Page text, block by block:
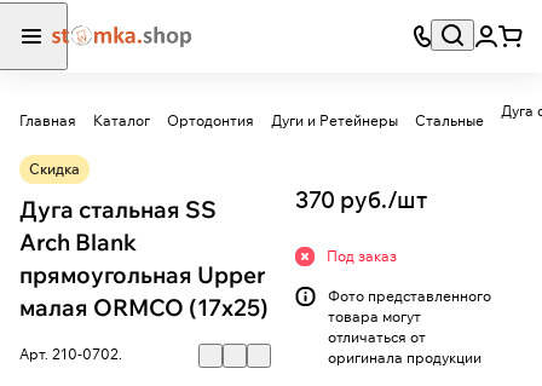
Главная Каталог Ортодонтия Дуги и Ретейнеры Стальные
Дуга
Скидка
Дуга стальная SS
Arch Blank
прямоугольная Upper
малая ORMCO (17х25)
Арт. 210-0702.
370 руб./шт
Под заказ
Фото представленного
товара могут
отличаться от
оригинала продукции